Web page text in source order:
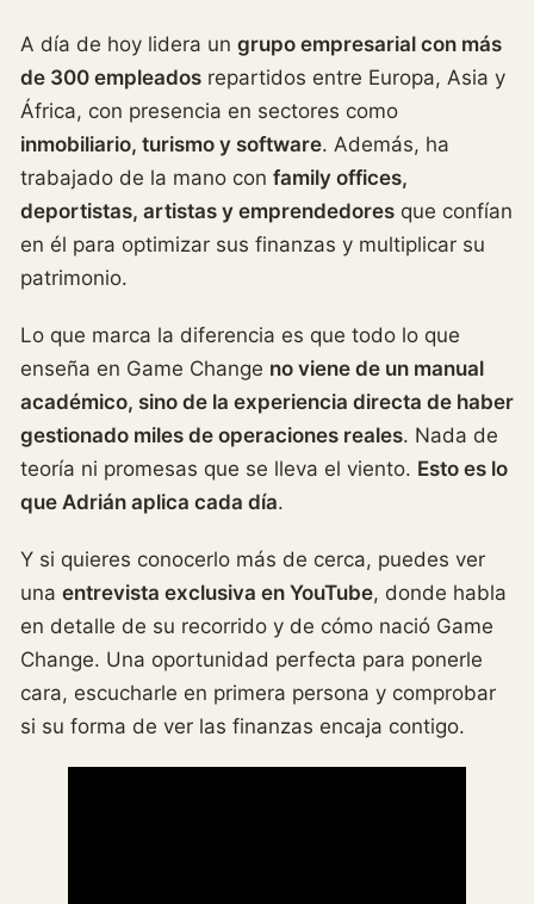
A día de hoy lidera un grupo empresarial con más
de 300 empleados repartidos entre Europa, Asia y
África, con presencia en sectores como
inmobiliario, turismo y software. Además, ha
trabajado de la mano con family offices,
deportistas, artistas y emprendedores que confían
en él para optimizar sus finanzas y multiplicar su
patrimonio.
Lo que marca la diferencia es que todo lo que
enseña en Game Change no viene de un manual
académico, sino de la experiencia directa de haber
gestionado miles de operaciones reales. Nada de
teoría ni promesas que se lleva el viento. Esto es lo
que Adrián aplica cada día.
Y si quieres conocerlo más de cerca, puedes ver
una entrevista exclusiva en YouTube, donde habla
en detalle de su recorrido y de cómo nació Game
Change. Una oportunidad perfecta para ponerle
cara, escucharle en primera persona y comprobar
si su forma de ver las finanzas encaja contigo.